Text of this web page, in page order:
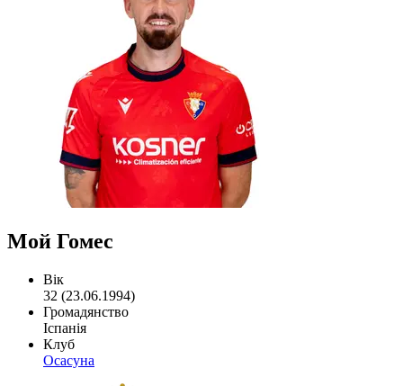
Мой Гомес
Вік
32 (23.06.1994)
Громадянство
Іспанія
Клуб
Осасуна